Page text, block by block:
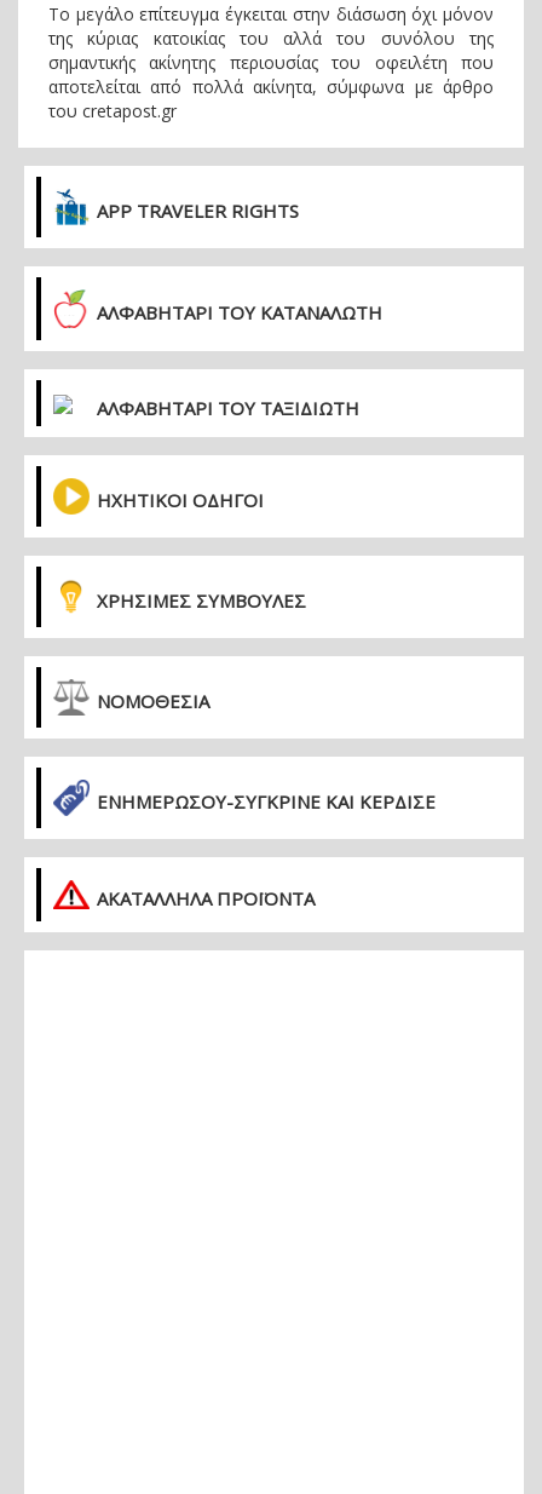
Το μεγάλο επίτευγμα έγκειται στην διάσωση όχι μόνον
της κύριας κατοικίας του αλλά του συνόλου της
σημαντικής ακίνητης περιουσίας του οφειλέτη που
αποτελείται από πολλά ακίνητα, σύμφωνα με άρθρο
του cretapost.gr
APP TRAVELER RIGHTS
ΑΛΦΑΒΗΤΑΡΙ ΤΟΥ ΚΑΤΑΝΑΛΩΤΗ
ΑΛΦΑΒΗΤΑΡΙ ΤΟΥ ΤΑΞΙΔΙΩΤΗ
ΗΧΗΤΙΚΟΙ ΟΔΗΓΟΙ
ΧΡΗΣΙΜΕΣ ΣΥΜΒΟΥΛΕΣ
ΝΟΜΟΘΕΣΙΑ
ΕΝΗΜΕΡΏΣΟΥ-ΣΎΓΚΡΙΝΕ ΚΑΙ ΚΈΡΔΙΣΕ
ΑΚΑΤΑΛΛΗΛΑ ΠΡΟΪΟΝΤΑ